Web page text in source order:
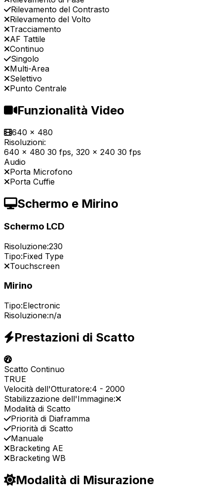
Rilevamento del Contrasto
Rilevamento del Volto
Tracciamento
AF Tattile
Continuo
Singolo
Multi-Area
Selettivo
Punto Centrale
Funzionalità Video
640 x 480
Risoluzioni:
640 x 480 30 fps, 320 x 240 30 fps
Audio
Porta Microfono
Porta Cuffie
Schermo e Mirino
Schermo LCD
Risoluzione:230
Tipo:Fixed Type
Touchscreen
Mirino
Tipo:Electronic
Risoluzione:n/a
Prestazioni di Scatto
Scatto Continuo
TRUE
Velocità dell'Otturatore:4 - 2000
Stabilizzazione dell'Immagine:
Modalità di Scatto
Priorità di Diaframma
Priorità di Scatto
Manuale
Bracketing AE
Bracketing WB
Modalità di Misurazione